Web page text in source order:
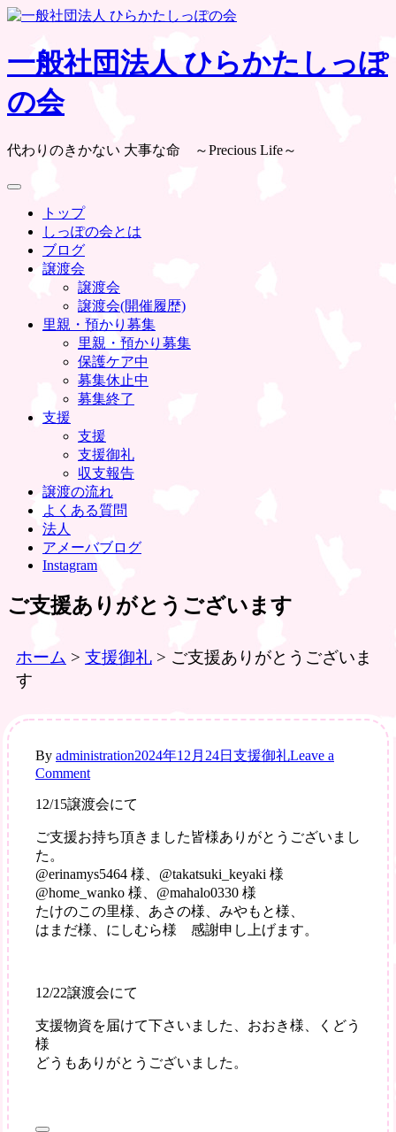
Skip
content
一般社団法人 ひらかたしっぽ
の会
代わりのきかない 大事な命 ～Precious Life～
トップ
しっぽの会とは
ブログ
譲渡会
譲渡会
譲渡会(開催履歴)
里親・預かり募集
里親・預かり募集
保護ケア中
募集休止中
募集終了
支援
支援
支援御礼
収支報告
譲渡の流れ
よくある質問
法人
アメーバブログ
Instagram
ご支援ありがとうございます
ホーム > 支援御礼 > ご支援ありがとうございま
す
By administration2024年12月24日 支援御礼Leave a
Commenton
支
あ
が
と
う
ご
ま
12/15譲渡会にて
ご支援お持ち頂きました皆様ありがとうございまし
た。
@erinamys5464 様、@takatsuki_keyaki 様
@home_wanko 様、@mahalo0330 様
たけのこの里様、あさの様、みやもと様、
はまだ様、にしむら様 感謝申し上げます。
12/22譲渡会にて
支援物資を届けて下さいました、おおき様、くどう
様
どうもありがとうございました。